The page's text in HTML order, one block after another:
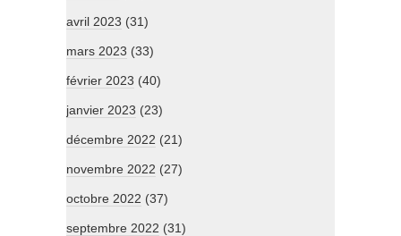
avril 2023 (31)
mars 2023 (33)
février 2023 (40)
janvier 2023 (23)
décembre 2022 (21)
novembre 2022 (27)
octobre 2022 (37)
septembre 2022 (31)